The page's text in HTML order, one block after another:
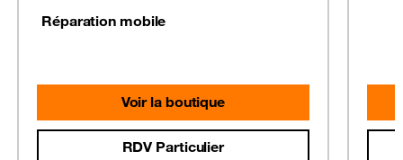
Réparation mobile
Voir la boutique
RDV Particulier